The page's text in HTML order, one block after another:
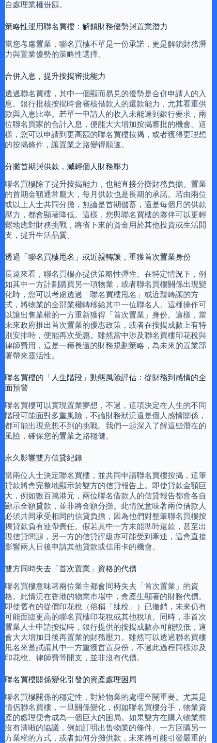
自處理業權份額。
策略性運用聯名買樓：解鎖財務優勢與置業潛力
當您考慮置業，聯名買樓不單是一份承諾，更是解鎖財務潛
力與置業優勢的策略性選擇。
合併入息，提升按揭審批能力
透過聯名買樓，其中一個顯而易見的優勢是合併申請人的入
息。銀行批核按揭時會審核借款人的還款能力，尤其看重供
款與入息比率。若單一申請人的收入未能達到銀行要求，兩
位聯名買家的合計入息，便能大大增加按揭審批的機會。這
樣，您可以申請到更高額的聯名買樓按揭，或者獲得更理想
的按揭條件，讓置業之路變得順遂。
分攤首期與供款，減輕個人財務壓力
聯名買樓除了提升按揭能力，也能直接分攤財務負擔。置業
的首期金額通常龐大，每月供款也是長期的承諾。若由兩位
或以上人士共同分擔，無論是首期儲蓄，還是每個月的供款
壓力，都會顯著降低。這樣，您與聯名買樓的夥伴可以更輕
鬆地應對財務挑戰，將省下來的資金用於其他投資或生活開
支，提升生活品質。
透過「聯名買樓甩名」或近親轉讓，重獲首次置業身份
長遠來看，聯名買樓亦提供策略性彈性。在特定情況下，例
如其中一方計劃購買另一項物業，或者聯名買樓關係出現變
化時，您可以考慮透過「聯名買樓甩名」或近親轉讓的方
式，將物業的全部業權轉移給其中一位聯名人。這種操作可
以讓出售業權的一方重新獲得「首次置業」身份。這樣，當
未來政府推出首次置業的優惠政策，或者在按揭成數上有特
別安排時，便能再次受惠。雖然當中涉及聯名買樓印花稅與
律師費用，這是一種長遠的財務規劃策略，為未來的置業部
署帶來靈活性。
聯名買樓的「人生階段」動態風險評估：從財務到感情的全
面預警
聯名買樓可以實現置業夢想，不過，這項決定在人生的不同
階段可能面對多重風險，不論財務狀況還是個人感情關係，
都可能出現意想不到的挑戰。我們一起深入了解這些潛在的
風險，確保您的置業之路穩健。
永久影響雙方信貸紀錄
當兩位人士決定聯名買樓，並共同申請聯名買樓按揭，這筆
貸款將會完整地顯示於雙方的信貸報告上。即使貸款金額巨
大，例如數百萬港元，兩位聯名借款人的信貸報告都會各自
顯示全額貸款，並非將金額分攤。此情況意味著兩位借款人
必須共同承受相同的信貸負擔，因為他們對整筆聯名買樓按
揭貸款負有連帶責任。假若其中一方未能準時還款，甚至出
現信貸問題，另一方的信貸評級亦可能受到牽連，這會直接
影響兩人日後申請其他貸款或信用卡的機會。
雙方同時失去「首次置業」資格的代價
聯名買樓意味著兩位業主都會同時失去「首次置業」的資
格。此情況在香港的物業市場中，會產生顯著的財務代價。
即使舊有的從價印花稅（俗稱「辣稅」）已撤銷，未來仍有
可能面臨更高的聯名買樓印花稅或其他稅項。同時，非首次
置業人士申請按揭時，銀行提供的按揭成數亦可能較低，這
會大大增加日後再置業的財務壓力。雖然可以透過聯名買樓
甩名來嘗試讓其中一方重獲首置身份，不過此過程同樣涉及
印花稅、律師費等開支，並非沒有代價。
聯名買樓關係變化引發的資產處理困局
聯名買樓關係的穩定性，對於物業的處理至關重要。尤其是
情侶聯名買樓，一旦關係變化，例如聯名買樓分手，物業資
產的處理便會成為一個巨大的困局。如果雙方在購入物業前
沒有清晰的協議，例如訂明出售物業的條件、一方回購另一
方業權的方式，或者如何分攤供款，未來將可能引發嚴重的